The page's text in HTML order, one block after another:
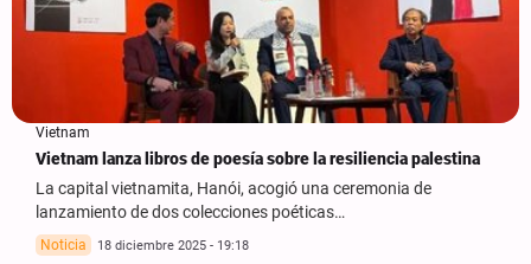
Vietnam
Vietnam lanza libros de poesía sobre la resiliencia palestina
La capital vietnamita, Hanói, acogió una ceremonia de
lanzamiento de dos colecciones poéticas…
Noticia 18 diciembre 2025 - 19:18